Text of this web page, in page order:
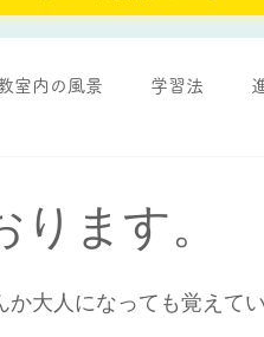
室内の風景 学習法
ます。
大人になっても覚えて